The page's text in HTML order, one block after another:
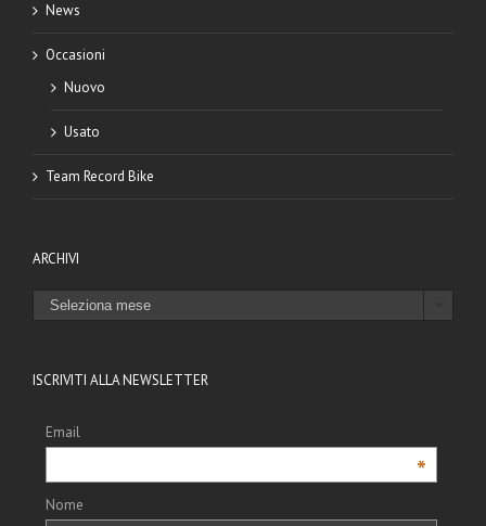
News
Occasioni
Nuovo
Usato
Team Record Bike
ARCHIVI
ARCHIVI
ISCRIVITI ALLA NEWSLETTER
Email
*
Nome